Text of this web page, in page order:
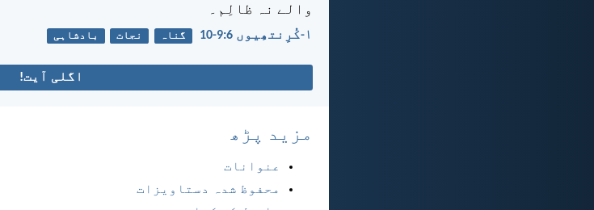
والے نہ ظالِم۔
۱-کُرِنتھِیوں 6:‏9-‏10 گناہ نجات بادشاہی
اگلی آیت!
مزید پڑھ
عنوانات
محفوظ شدہ دستاویزات